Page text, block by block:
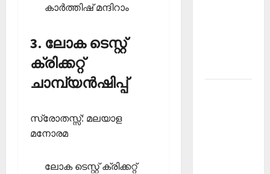
കാര്‍ത്തിഷ് മന്ദിറാം
3. ലോക ടെസ്റ്റ്
ക്രിക്കറ്റ്
ചാമ്പ്യന്‍ഷിപ്പ്
സ്രോതസ്സ്: മലയാള
മനോരമ
ലോക ടെസ്റ്റ് ക്രിക്കറ്റ്